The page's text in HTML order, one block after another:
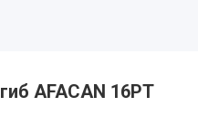
AFACAN 16PT